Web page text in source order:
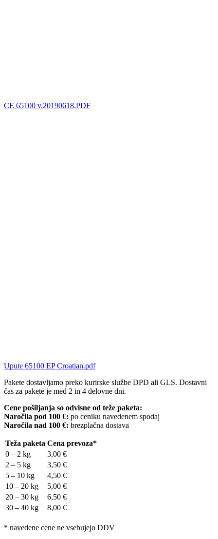
CE 65100 v.20190618.PDF
Upute 65100 EP Croatian.pdf
Pakete dostavljamo preko kurirske službe DPD ali GLS. Dostavni
čas za pakete je med 2 in 4 delovne dni.
Cene pošiljanja so odvisne od teže paketa:
Naročila pod 100 €: po ceniku navedenem spodaj
Naročila nad 100 €: brezplačna dostava
Teža paketa Cena prevoza*
0 – 2 kg
3,00 €
2 – 5 kg
3,50 €
5 – 10 kg
4,50 €
10 – 20 kg
5,00 €
20 – 30 kg
6,50 €
30 – 40 kg
8,00 €
* navedene cene ne vsebujejo DDV